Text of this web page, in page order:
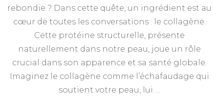
rebondie ? Dans cette quête, un ingrédient est au
cœur de toutes les conversations : le collagène.
Cette protéine structurelle, présente
naturellement dans notre peau, joue un rôle
crucial dans son apparence et sa santé globale.
Imaginez le collagène comme l’échafaudage qui
soutient votre peau, lui …